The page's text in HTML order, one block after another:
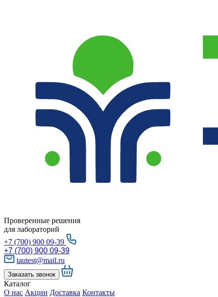
Проверенные решения
для лабораторий
+7 (700) 900 09-39
+7 (700) 900 09-39
tautest@mail.ru
Заказать звонок
Каталог
О нас Акции Доставка Контакты